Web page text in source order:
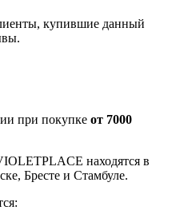
купившие данный
при покупке от 7000
находятся в
Бресте и Стамбуле.